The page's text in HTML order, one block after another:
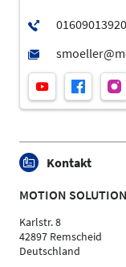
Kontakt
MOTION
Karlstr. 8
42897 Remscheid
Deutschland